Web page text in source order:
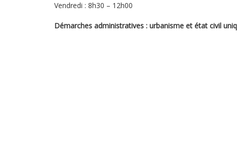
Vendredi : 8h30 – 12h00
Démarches administratives : urbanisme et état civil